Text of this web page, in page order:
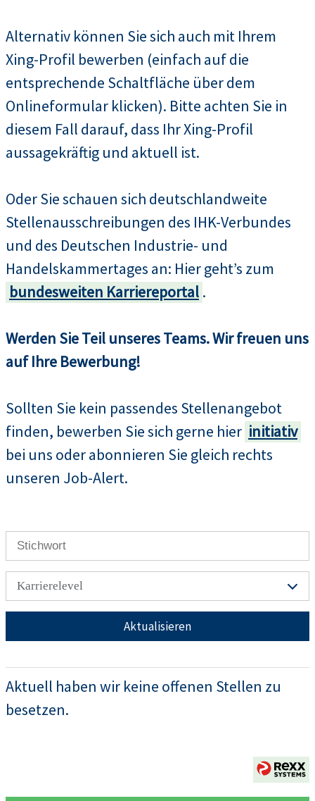
Alternativ können Sie sich auch mit Ihrem
Xing-Profil bewerben (einfach auf die
entsprechende Schaltfläche über dem
Onlineformular klicken). Bitte achten Sie in
diesem Fall darauf, dass Ihr Xing-Profil
aussagekräftig und aktuell ist.
Oder Sie schauen sich deutschlandweite
Stellenausschreibungen des IHK-Verbundes
und des Deutschen Industrie- und
Handelskammertages an: Hier geht’s zum
bundesweiten Karriereportal .
Werden Sie Teil unseres Teams. Wir freuen uns
auf Ihre Bewerbung!
Sollten Sie kein passendes Stellenangebot
finden, bewerben Sie sich gerne hier initiativ
bei uns oder abonnieren Sie gleich rechts
unseren Job-Alert.
Karrierelevel
Aktualisieren
Aktuell haben wir keine offenen Stellen zu
besetzen.